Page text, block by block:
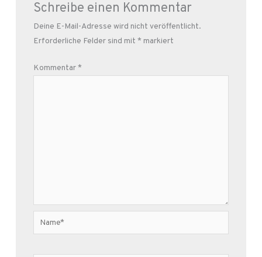
Schreibe einen Kommentar
Deine E-Mail-Adresse wird nicht veröffentlicht.
Erforderliche Felder sind mit * markiert
Kommentar*
Name*